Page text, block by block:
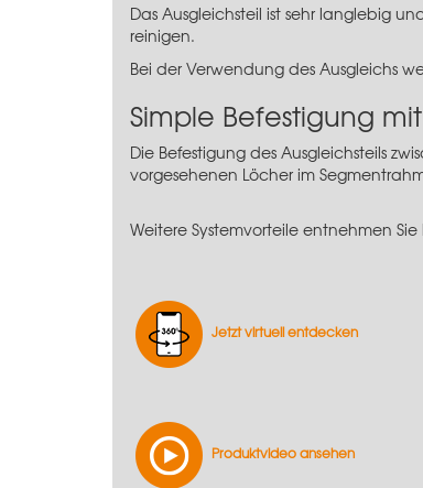
Das Ausgleichsteil ist sehr langlebig
reinigen.
Bei der Verwendung des Ausgleichs
Simple Befestigung
Die Befestigung des Ausgleichsteils
vorgesehenen Löcher im
Weitere Systemvorteile entnehmen
Jetzt virtuell entdecken
Produktvideo ansehen